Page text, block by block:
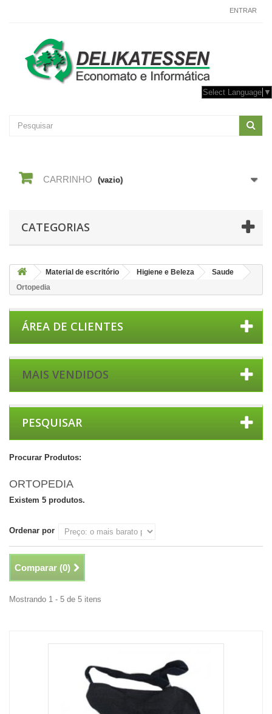
ENTRAR
Select Language ▼
CARRINHO (vazio)
CATEGORIAS
Material de escritório Higiene e Beleza
Saude
Ortopedia
ÁREA DE CLIENTES
MAIS VENDIDOS
PESQUISAR
Procurar Produtos:
ORTOPEDIA
Existem 5 produtos.
Ordenar por
Comparar (0)
Mostrando 1 - 5 de 5 itens